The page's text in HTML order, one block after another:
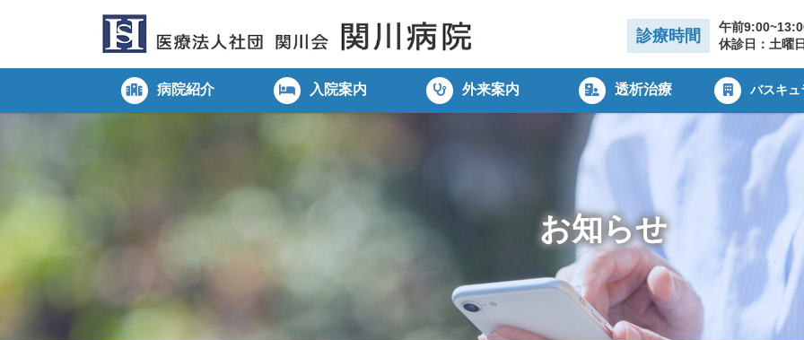
診療時間
午前
休診日：土曜
病院紹介 入院案内 外来案内 透析治療 バスキ
お知らせ